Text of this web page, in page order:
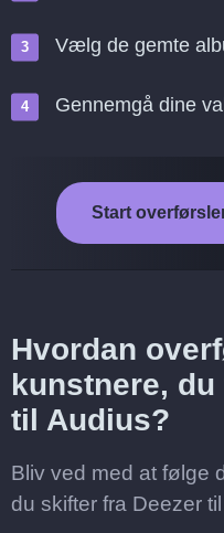
Vælg de gemte
Gennemgå dine
Start
Hvordan
kunstnere, du
til Audius?
Bliv ved med at følge
du skifter fra Deezer